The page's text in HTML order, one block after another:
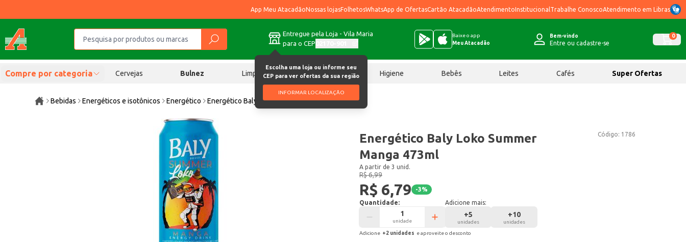
App Meu AtacadãoNossas lojasFolhetosWhatsApp de OfertasCartão AtacadãoAtendimentoInstitucional Trabalhe ConoscoAtendimento em Libras
Entregue pela Loja - Vila Maria
para o CEP
Escolha uma loja ou informe seu
CEP para ver ofertas da sua região
INFORMAR LOCALIZAÇÃO
Baixe o app
Meu Atacadão
Bem-vindo
Entre ou cadastre-se
0
Compre por categoria Cervejas Bulnez Limpeza Chocolates Higiene Bebês Leites Cafés Super Ofertas
Bebidas Energéticos e isotônicos Energético Energético Baly Loko Summer Manga 473ml
Código: 1786
Energético Baly Loko Summer
Manga 473ml
A partir de 3 unid.
R$ 6,99
R$ 6,79 -3%
Quantidade:
unidade
Adicione mais:
+5
unidades
+10
unidades
Adicione +2 unidades e aproveite o desconto